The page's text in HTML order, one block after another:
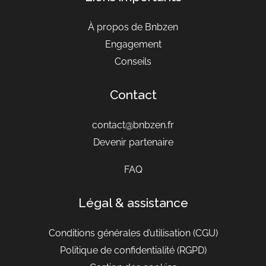
À propos de Bnbzen
Engagement
Conseils
Contact
contact@bnbzen.fr
Devenir partenaire
FAQ
Légal & assistance
Conditions générales d’utilisation(CGU)
Politique de confidentialité (RGPD)